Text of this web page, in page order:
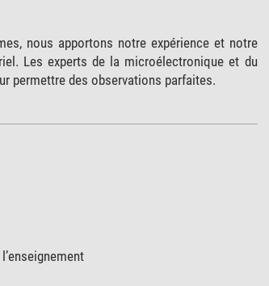
nous apportons notre expérience et notre
Les experts de la microélectronique et du
permettre des observations parfaites.